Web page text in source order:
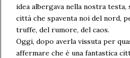
idea albergava nella nostra testa,
città che spaventa noi del nord,
truffe, del rumore, del caos.
Oggi, dopo averla vissuta per
affermare che è una fantastica